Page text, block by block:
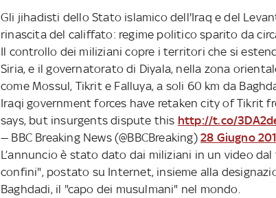
Gli jihadisti dello Stato islamico dell'Iraq e del
rinascita del califfato: regime politico sparito da
Il controllo dei miliziani copre i territori che si
Siria, e il governatorato di Diyala, nella zona
come Mossul, Tikrit e Falluya, a soli 60 km da
Iraqi government forces have retaken city of Tikrit
says, but insurgents dispute this http://t.co/
— BBC Breaking News (@BBCBreaking) 28 Giugno
L’annuncio è stato dato dai miliziani in un video
confini", postato su Internet, insieme alla
Baghdadi, il "capo dei musulmani" nel mondo.